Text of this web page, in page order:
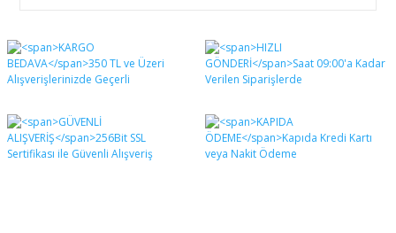
Bu ürüne ilk yorumu siz yapın!
Yorum Yaz
Bu ürünün fiyat bilgisi, resim, ürün açıklamalarında ve
diğer konularda yetersiz gördüğünüz noktaları öneri
formunu kullanarak tarafımıza iletebilirsiniz.
Görüş ve önerileriniz için teşekkür ederiz.
Ürün resmi kalitesiz, bozuk veya görüntülenemiyor.
Ürün açıklamasında eksik bilgiler bulunuyor.